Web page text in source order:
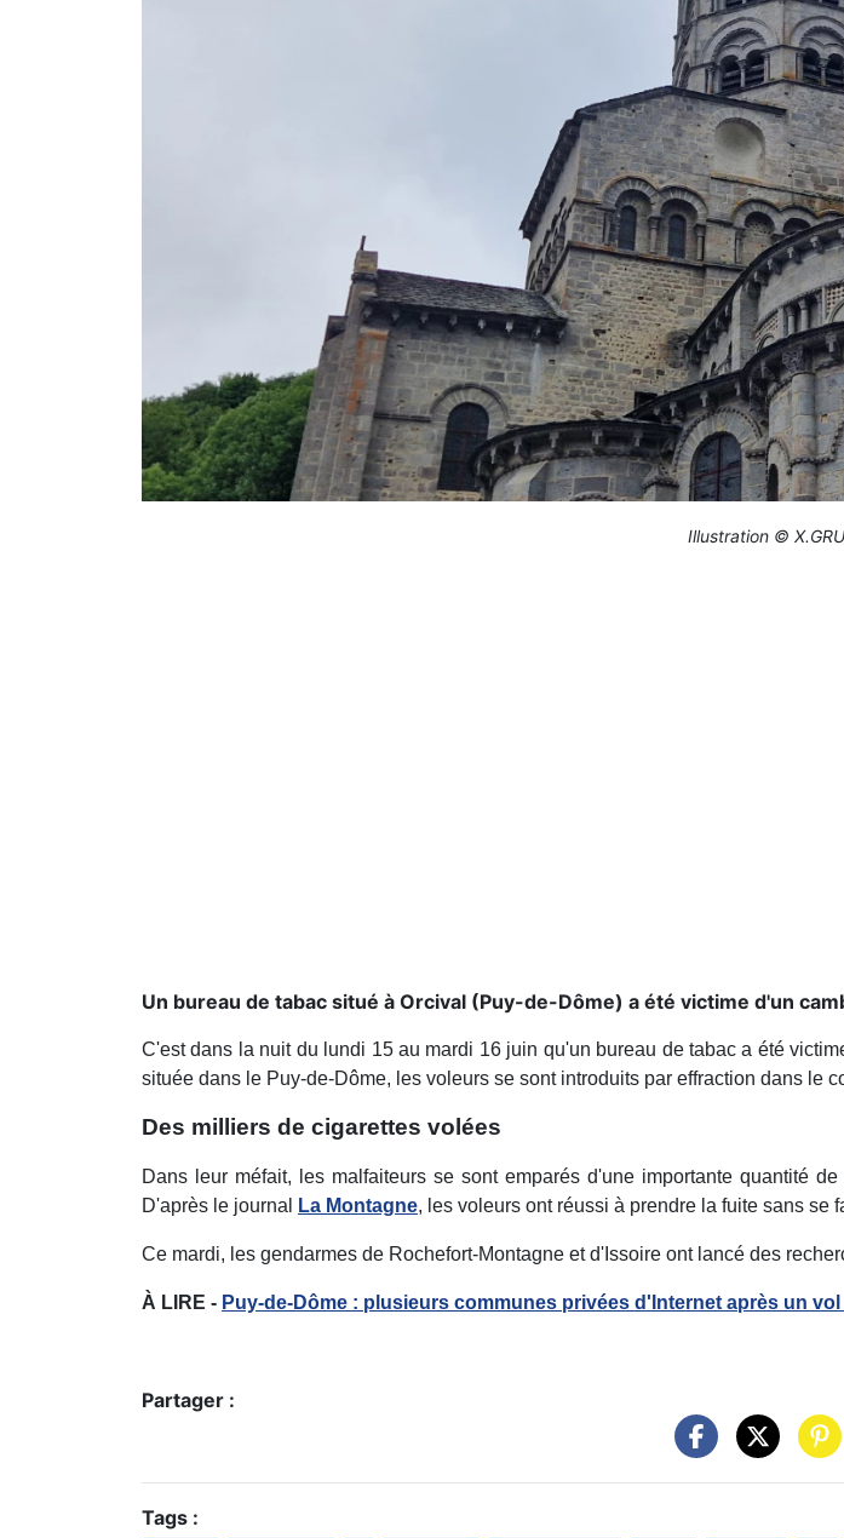
Illustration ©
Un bureau de tabac situé à Orcival (Puy-de-Dôme) a été victime d'un
C'est dans la nuit du lundi 15 au mardi 16 juin qu'un bureau de tabac a été
située dans le Puy-de-Dôme, les voleurs se sont introduits par effraction dans le
Des milliers de cigarettes volées
Dans leur méfait, les malfaiteurs se sont emparés d'une importante quantité
D'après le journal
La Montagne, les voleurs ont réussi à prendre la fuite sans se
Ce mardi, les gendarmes de Rochefort-Montagne et d'Issoire ont lancé des
À LIRE - Puy-de-Dôme : plusieurs communes privées d'Internet après un
Partager :
Tags :